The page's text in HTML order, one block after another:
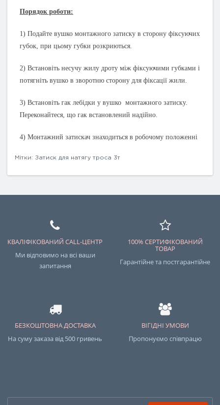
Порядок роботи:
1) Подайте вушко монтажного затиску в сторону фіксуючих
губок, при цьому губки розкриються.
2) Встановіть несучу жилу дроту між фіксуючими губками і
потягніть вушко в зворотню сторону для фіксації жили.
3) Встановіть гак лебідки у вушко монтажного затиску.
Переконайтеся, що гак встановлений надійно.
4) Монтажний затискач знаходиться в робочому положенні
Мітки: Затиск для натягу троса 3т
КВАЛІФІКОВАНИЙ CALL-ЦЕНТР
Ми відповимо на всі ваши
запитання
100% СЕРТИФІКОВАНИЙ
ТОВАР
Гарантійне та постгарантійне
БЕЗКОШТОВНА ДОСТАВКА
На суму заказа від 500 гривень
ВІГІДНІ УМОВИ
Пропонуємо співпрацю